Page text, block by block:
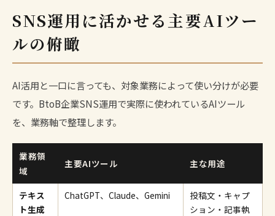
SNS運用に活かせる主要AIツー
ルの俯瞰
AI活用と一口に言っても、対象業務によって使い分けが必要
です。BtoB企業SNS運用で実際に使われているAIツール
を、業務軸で整理します。
業務領
域
主要AIツール 主な用途
テキス
ト生成
ChatGPT、Claude、Gemini
投稿文・キャプ
ション・記事執